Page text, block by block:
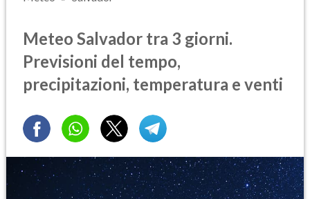
Meteo Salvador tra 3 giorni.
Previsioni del tempo,
precipitazioni, temperatura e venti